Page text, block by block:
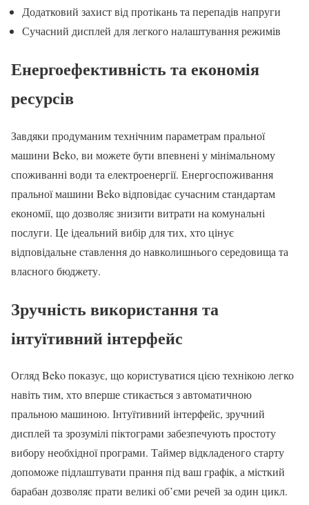
Додатковий захист від протікань та перепадів напруги
Сучасний дисплей для легкого налаштування режимів
Енергоефективність та економія
ресурсів
Завдяки продуманим технічним параметрам пральної
машини Beko, ви можете бути впевнені у мінімальному
споживанні води та електроенергії. Енергоспоживання
пральної машини Beko відповідає сучасним стандартам
економії, що дозволяє знизити витрати на комунальні
послуги. Це ідеальний вибір для тих, хто цінує
відповідальне ставлення до навколишнього середовища та
власного бюджету.
Зручність використання та
інтуїтивний інтерфейс
Огляд Beko показує, що користуватися цією технікою легко
навіть тим, хто вперше стикається з автоматичною
пральною машиною. Інтуїтивний інтерфейс, зручний
дисплей та зрозумілі піктограми забезпечують простоту
вибору необхідної програми. Таймер відкладеного старту
допоможе підлаштувати прання під ваш графік, а місткий
барабан дозволяє прати великі об’єми речей за один цикл.